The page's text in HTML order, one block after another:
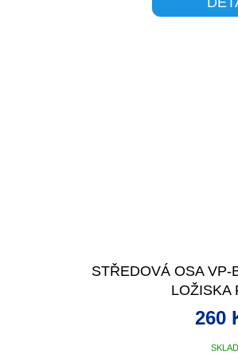
STŘEDOVÁ OSA VP-
LOŽISKA
260